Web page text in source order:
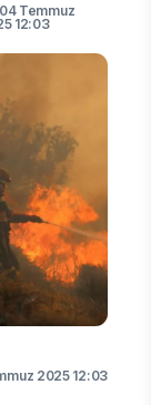
04 Temmuz
12:03
2025 12:03